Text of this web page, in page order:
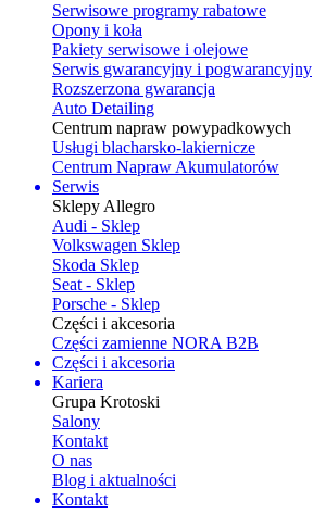
Serwisowe programy rabatowe
Opony i koła
Pakiety serwisowe i olejowe
Serwis gwarancyjny i pogwarancyjny
Rozszerzona gwarancja
Auto Detailing
Centrum napraw powypadkowych
Usługi blacharsko-lakiernicze
Centrum Napraw Akumulatorów
Serwis
Sklepy Allegro
Audi - Sklep
Volkswagen Sklep
Skoda Sklep
Seat - Sklep
Porsche - Sklep
Części i akcesoria
Części zamienne NORA B2B
Części i akcesoria
Kariera
Grupa Krotoski
Salony
Kontakt
O nas
Blog i aktualności
Kontakt